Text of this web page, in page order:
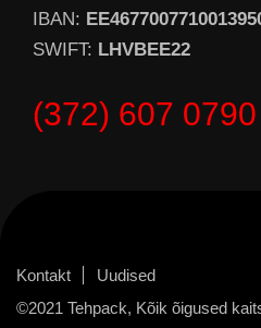
IBAN:
SWIFT: LHVBEE22
(372) 607 0790
Kontakt
Uudised
©2021 Tehpack, Kõik õigused